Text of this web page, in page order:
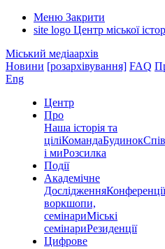
Меню Закрити
site logo Центр міської
Міський медіаархів
Новини [розархівування] FAQ
Eng
Центр
Про
Наша історія та
ціліКомандаБудинок
і миРозсилка
Події
Академічне
Дослідження
воркшопи,
семінариМіські
семінариРезиденції
Цифрове